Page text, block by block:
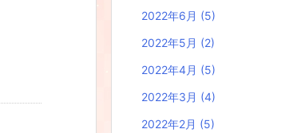
2022年6月 (5)
2022年5月 (2)
2022年4月 (5)
2022年3月 (4)
2022年2月 (5)